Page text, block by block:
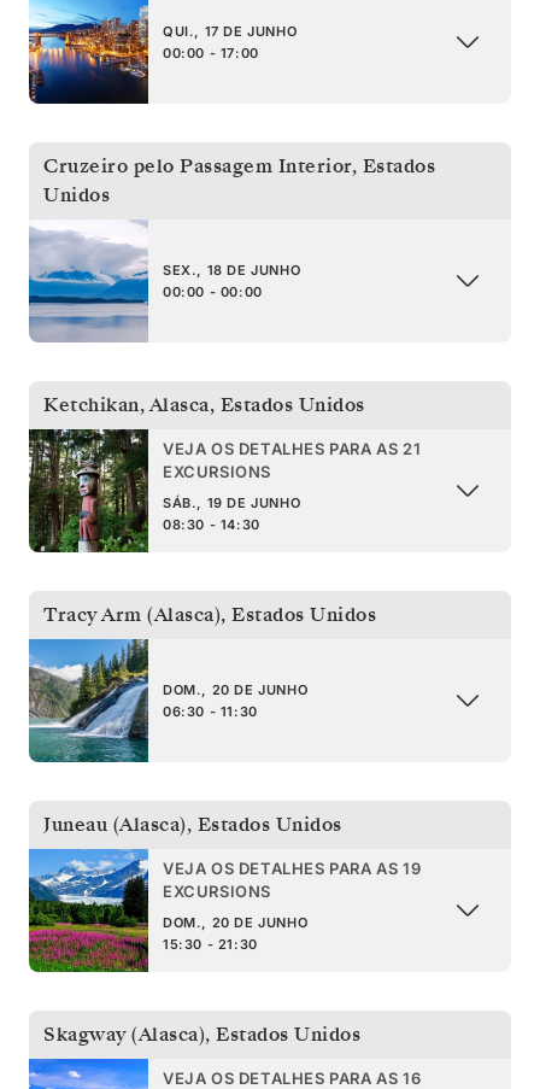
QUI., 17 DE JUNHO
00:00 - 17:00
Cruzeiro pelo Passagem Interior, Estados
Unidos
SEX., 18 DE JUNHO
00:00 - 00:00
Ketchikan, Alasca, Estados Unidos
VEJA OS DETALHES PARA AS 21
EXCURSIONS
SÁB., 19 DE JUNHO
08:30 - 14:30
Tracy Arm (Alasca), Estados Unidos
DOM., 20 DE JUNHO
06:30 - 11:30
Juneau (Alasca), Estados Unidos
VEJA OS DETALHES PARA AS 19
EXCURSIONS
DOM., 20 DE JUNHO
15:30 - 21:30
Skagway (Alasca), Estados Unidos
VEJA OS DETALHES PARA AS 16